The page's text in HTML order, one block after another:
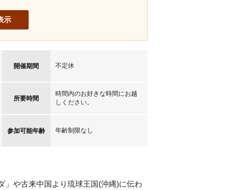
示
開催期間 不定休
所要時間
時間内のお好きな時間にお越
しください。
参加可能年齢 年齢制限なし
」や古来中国より琉球王国(沖縄)に伝わ